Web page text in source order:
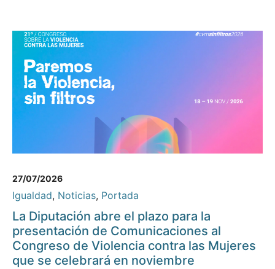
27/07/2026
Igualdad, Noticias, Portada
La Diputación abre el plazo para la
presentación de Comunicaciones al
Congreso de Violencia contra las Mujeres
que se celebrará en noviembre